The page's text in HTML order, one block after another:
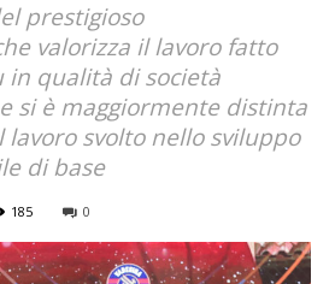
prestigioso
valorizza il lavoro fatto
in qualità di società
si è maggiormente distinta
svolto nello sviluppo
di base
185 0